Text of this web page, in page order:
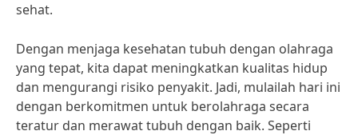
sehat.
Dengan menjaga kesehatan tubuh dengan olahraga
yang tepat, kita dapat meningkatkan kualitas hidup
dan mengurangi risiko penyakit. Jadi, mulailah hari ini
dengan berkomitmen untuk berolahraga secara
teratur dan merawat tubuh dengan baik. Seperti